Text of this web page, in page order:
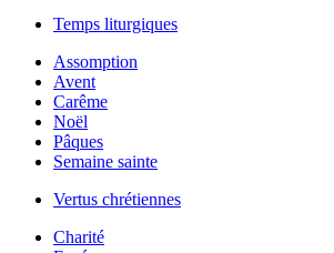
Temps liturgiques
Assomption
Avent
Carême
Noël
Pâques
Semaine sainte
Vertus chrétiennes
Charité